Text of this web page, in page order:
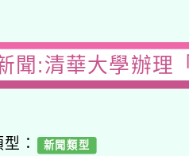
聞:清華大學辦理
： 新聞類型